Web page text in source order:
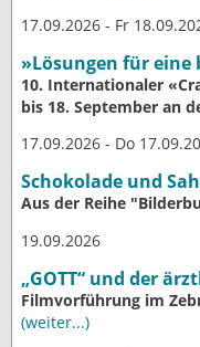
17.09.2026 - Fr
»Lösungen für eine
10. Internationaler
bis 18. September an
17.09.2026 - Do
Schokolade und
Aus der Reihe
19.09.2026
„GOTT“ und der
Filmvorführung im
(weiter...)